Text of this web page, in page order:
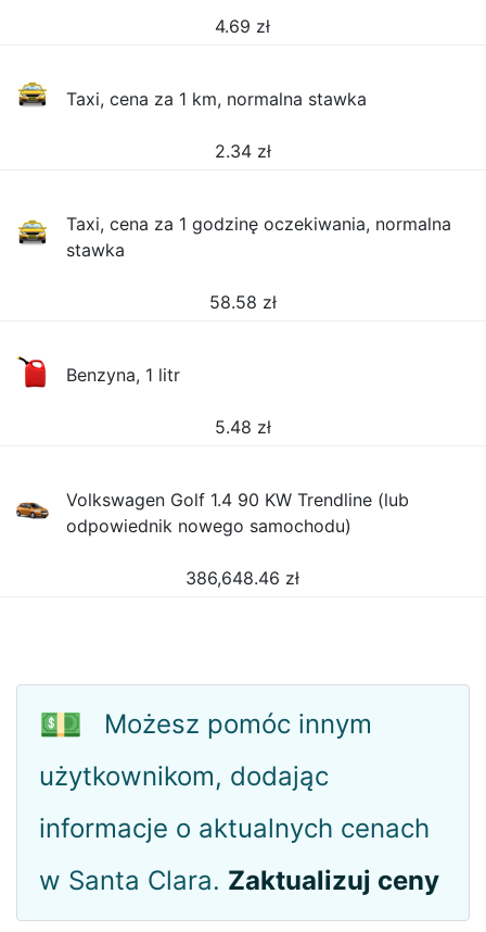
4.69 zł
Taxi, cena za 1 km, normalna stawka
2.34 zł
Taxi, cena za 1 godzinę oczekiwania, normalna
stawka
58.58 zł
Benzyna, 1 litr
5.48 zł
Volkswagen Golf 1.4 90 KW Trendline (lub
odpowiednik nowego samochodu)
386,648.46 zł
💵
Możesz pomóc innym
użytkownikom, dodając
informacje o aktualnych cenach
w Santa Clara. Zaktualizuj ceny